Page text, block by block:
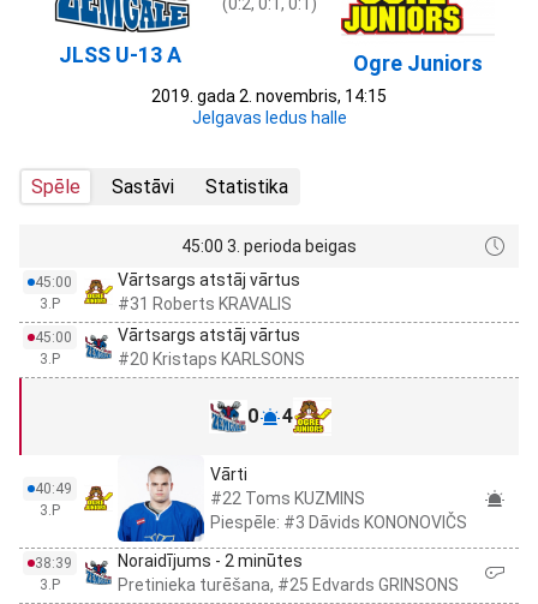
JLSS U-13 A Ogre Juniors
2019. gada 2. novembris, 14:15
Jelgavas ledus halle
Spēle Sastāvi Statistika
45:00 3. perioda beigas
45:00
3.P
Vārtsargs atstāj vārtus
#31 Roberts KRAVALIS
45:00
3.P
Vārtsargs atstāj vārtus
#20 Kristaps KARLSONS
0 4
40:49
3.P
Vārti
#22 Toms KUZMINS
Piespēle: #3 Dāvids KONONOVIČS
38:39
3.P
Noraidījums - 2 minūtes
Pretinieka turēšana, #25 Edvards GRINSONS